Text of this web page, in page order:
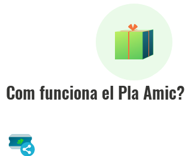
Com funciona el Pla Amic?